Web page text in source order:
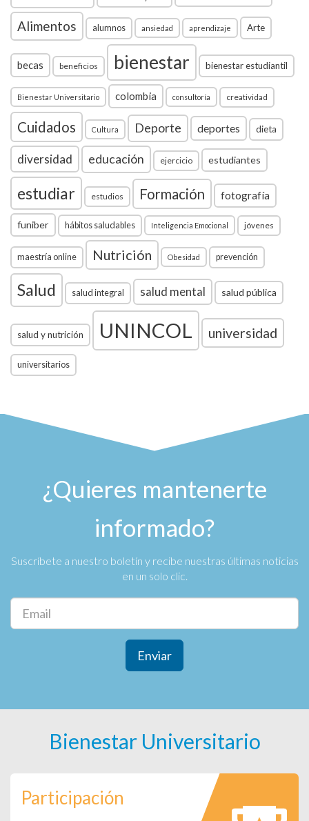
Alimentos alumnos ansiedad aprendizaje Arte
becas beneficios bienestar bienestar estudiantil
Bienestar Universitario colombia consultoría creatividad
Cuidados Cultura Deporte deportes dieta
diversidad educación ejercicio estudiantes
estudiar estudios Formación fotografía
funiber hábitos saludables Inteligencia Emocional jóvenes
maestría online Nutrición Obesidad prevención
Salud salud integral salud mental salud pública
salud y nutrición UNINCOL universidad
universitarios
¿Quieres mantenerte
informado?
Suscríbete a nuestro boletín y recibe nuestras últimas noticias
en un solo clic.
Enviar
Bienestar Universitario
Participación